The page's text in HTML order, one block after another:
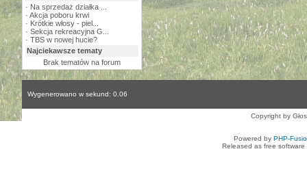
· Na sprzedaż działka ...
· Akcja poboru krwi
· Krótkie włosy - piel...
· Sekcja rekreacyjna G...
· TBS w nowej hucie?
Najciekawsze tematy
Brak tematów na forum
Wygenerowano w sekund: 0.06
Copyright by
Powered by PHP-
Released as free